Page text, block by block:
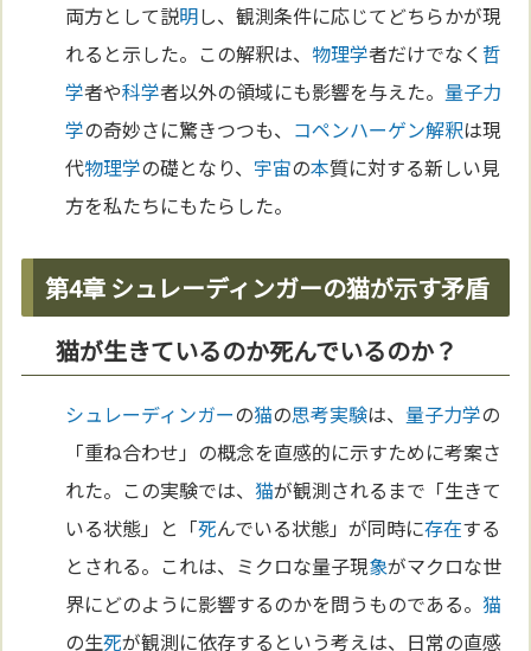
両方として説明し、観測条件に応じてどちらかが現
れると示した。この解釈は、 物理学者だけでなく 哲
学者や科学者以外の領域にも影響を与えた。 量子力
学の奇妙さに驚きつつも、 コペンハーゲン解釈は現
代物理学の礎となり、 宇宙の本質に対する新しい見
方を私たちにもたらした。
第4章 シュレーディンガーの猫が示す矛盾
猫が生きているのか死んでいるのか？
シュレーディンガーの猫の思考実験は、 量子力学の
「重ね合わせ」の概念を直感的に示すために考案さ
れた。この実験では、 猫が観測されるまで「生きて
いる状態」と「死んでいる状態」が同時に存在する
とされる。これは、ミクロな量子現象がマクロな世
界にどのように影響するのかを問うものである。 猫
の生死が観測に依存するという考えは、日常の直感